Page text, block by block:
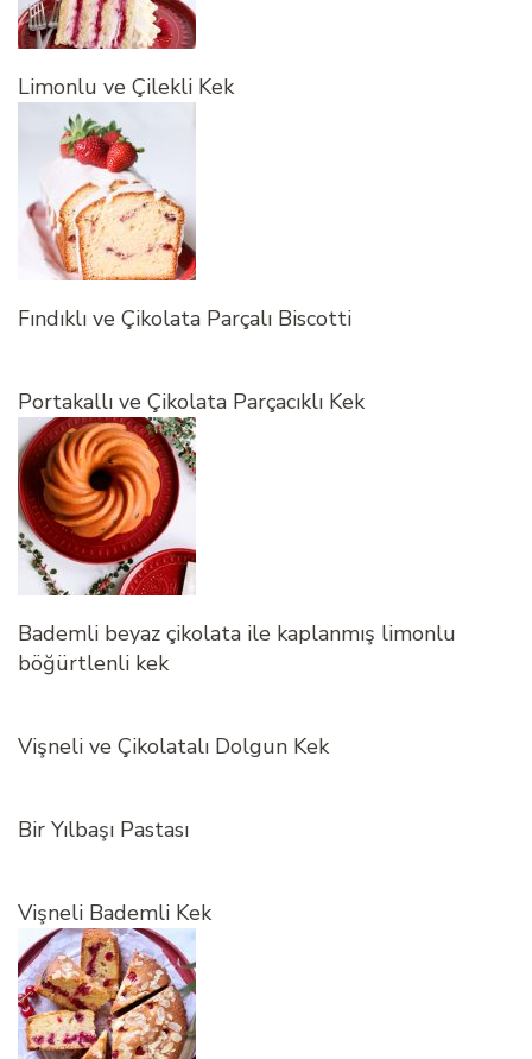
Limonlu ve Çilekli Kek
Fındıklı ve Çikolata Parçalı Biscotti
Portakallı ve Çikolata Parçacıklı Kek
Bademli beyaz çikolata ile kaplanmış limonlu
böğürtlenli kek
Vişneli ve Çikolatalı Dolgun Kek
Bir Yılbaşı Pastası
Vişneli Bademli Kek